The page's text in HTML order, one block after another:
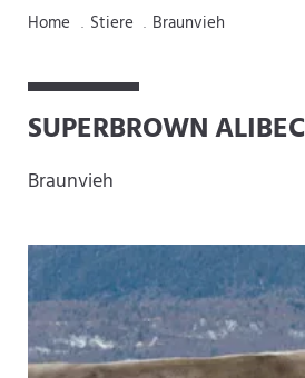
Home . Stiere . Braunvieh
SUPERBROWN ALIBEC
Braunvieh